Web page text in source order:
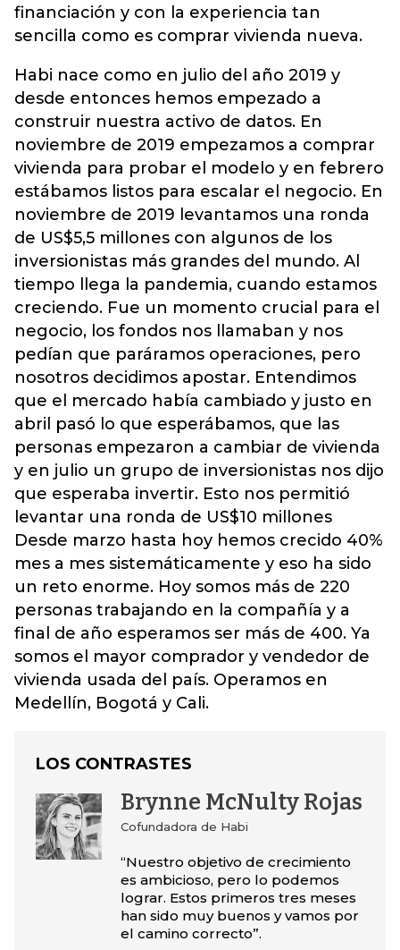
financiación y con la experiencia tan
sencilla como es comprar vivienda nueva.
Habi nace como en julio del año 2019 y
desde entonces hemos empezado a
construir nuestra activo de datos. En
noviembre de 2019 empezamos a comprar
vivienda para probar el modelo y en febrero
estábamos listos para escalar el negocio. En
noviembre de 2019 levantamos una ronda
de US$5,5 millones con algunos de los
inversionistas más grandes del mundo. Al
tiempo llega la pandemia, cuando estamos
creciendo. Fue un momento crucial para el
negocio, los fondos nos llamaban y nos
pedían que paráramos operaciones, pero
nosotros decidimos apostar. Entendimos
que el mercado había cambiado y justo en
abril pasó lo que esperábamos, que las
personas empezaron a cambiar de vivienda
y en julio un grupo de inversionistas nos dijo
que esperaba invertir. Esto nos permitió
levantar una ronda de US$10 millones
Desde marzo hasta hoy hemos crecido 40%
mes a mes sistemáticamente y eso ha sido
un reto enorme. Hoy somos más de 220
personas trabajando en la compañía y a
final de año esperamos ser más de 400. Ya
somos el mayor comprador y vendedor de
vivienda usada del país. Operamos en
Medellín, Bogotá y Cali.
LOS CONTRASTES
Brynne McNulty Rojas
Cofundadora de Habi
“Nuestro objetivo de crecimiento
es ambicioso, pero lo podemos
lograr. Estos primeros tres meses
han sido muy buenos y vamos por
el camino correcto”.